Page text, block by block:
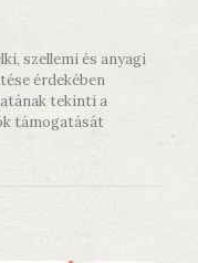
szellemi és anyagi
érdekében
tekinti a
támogatását